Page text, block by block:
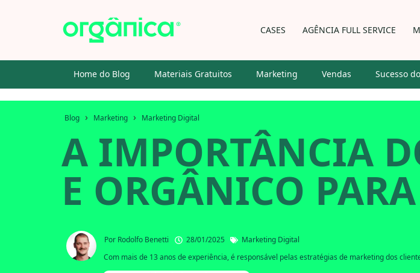
CASES AGÊNCIA FULL SERVICE
Home do Blog Materiais Gratuitos Marketing Vendas Sucesso
Blog › Marketing › Marketing Digital
A IMPORTÂNCIA
E ORGÂNICO
Por Rodolfo Benetti 28/01/2025
Marketing Digital
Com mais de 13 anos de experiência, é responsável pelas estratégias de marketing dos